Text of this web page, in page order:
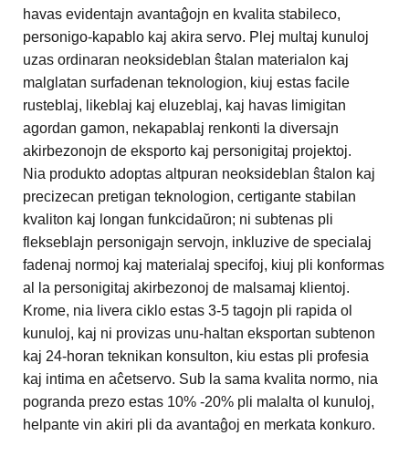
havas evidentajn avantaĝojn en kvalita stabileco,
personigo-kapablo kaj akira servo. Plej multaj kunuloj
uzas ordinaran neoksideblan ŝtalan materialon kaj
malglatan surfadenan teknologion, kiuj estas facile
rusteblaj, likeblaj kaj eluzeblaj, kaj havas limigitan
agordan gamon, nekapablaj renkonti la diversajn
akirbezonojn de eksporto kaj personigitaj projektoj.
Nia produkto adoptas altpuran neoksideblan ŝtalon kaj
precizecan pretigan teknologion, certigante stabilan
kvaliton kaj longan funkcidaŭron; ni subtenas pli
flekseblajn personigajn servojn, inkluzive de specialaj
fadenaj normoj kaj materialaj specifoj, kiuj pli konformas
al la personigitaj akirbezonoj de malsamaj klientoj.
Krome, nia livera ciklo estas 3-5 tagojn pli rapida ol
kunuloj, kaj ni provizas unu-haltan eksportan subtenon
kaj 24-horan teknikan konsulton, kiu estas pli profesia
kaj intima en aĉetservo. Sub la sama kvalita normo, nia
pogranda prezo estas 10% -20% pli malalta ol kunuloj,
helpante vin akiri pli da avantaĝoj en merkata konkuro.